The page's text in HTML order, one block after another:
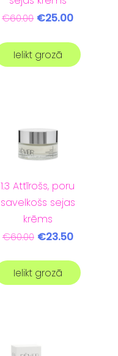
€60.00 €25.00
Ielikt grozā
1.3 Attīrošs, poru
savelkošs sejas
krēms
€60.00 €23.50
Ielikt grozā